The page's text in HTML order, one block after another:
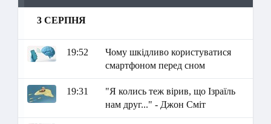
3 СЕРПНЯ
19:52
Чому шкідливо користуватися
смартфоном перед сном
19:31
"Я колись теж вірив, що Ізраїль
нам друг..." - Джон Сміт